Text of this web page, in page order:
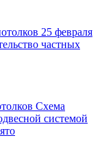
25 февраля
частных
Схема
системой